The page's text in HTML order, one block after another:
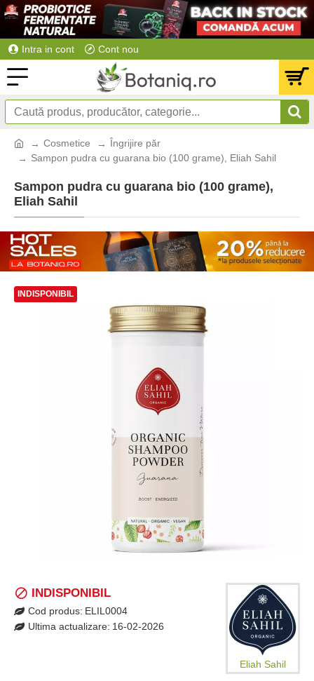
Intra in cont Cont nou
Cosmetice
Îngrijire păr
Sampon pudra cu guarana bio (100 grame), Eliah Sahil
Sampon pudra cu guarana bio (100 grame),
Eliah Sahil
INDISPONIBIL
INDISPONIBIL
Cod produs: ELIL0004
Ultima actualizare: 16-02-2026
Eliah Sahil